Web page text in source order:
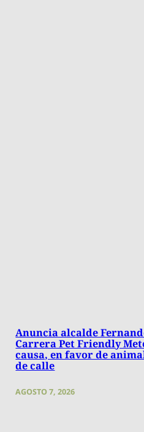
Anuncia alcalde
Carrera Pet Friendly
causa, en favor de
de calle
AGOSTO 7, 2026